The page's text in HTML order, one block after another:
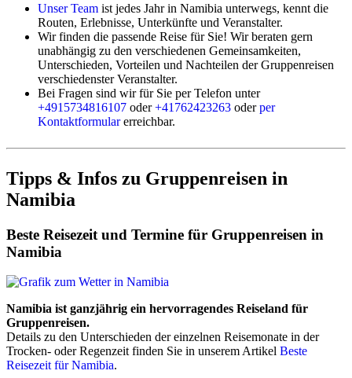
Unser Team ist jedes Jahr in Namibia unterwegs, kennt die
Routen, Erlebnisse, Unterkünfte und Veranstalter.
Wir finden die passende Reise für Sie! Wir beraten gern
unabhängig zu den verschiedenen Gemeinsamkeiten,
Unterschieden, Vorteilen und Nachteilen der Gruppenreisen
verschiedenster Veranstalter.
Bei Fragen sind wir für Sie per Telefon unter
+4915734816107 oder+41762423263 oderper
Kontaktformularerreichbar.
Tipps & Infos zu Gruppenreisen in
Namibia
Beste Reisezeit und Termine für Gruppenreisen in
Namibia
Namibia ist ganzjährig ein hervorragendes Reiseland für
Gruppenreisen.
Details zu den Unterschieden der einzelnen Reisemonate in der
Trocken- oder Regenzeit finden Sie in unserem Artikel Beste
Reisezeit für Namibia.